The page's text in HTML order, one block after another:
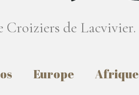
Croiziers de Lacvivier.
Europe Afrique